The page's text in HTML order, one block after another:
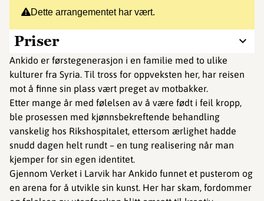
Dette arrangementet har vært.
Priser
Ankido er førstegenerasjon i en familie med to ulike
kulturer fra Syria. Til tross for oppveksten her, har reisen
mot å finne sin plass vært preget av motbakker.
Etter mange år med følelsen av å være født i feil kropp,
ble prosessen med kjønnsbekreftende behandling
vanskelig hos Rikshospitalet, ettersom ærlighet hadde
snudd dagen helt rundt – en tung realisering når man
kjemper for sin egen identitet.
Gjennom Verket i Larvik har Ankido funnet et pusterom og
en arena for å utvikle sin kunst. Her har skam, fordommer